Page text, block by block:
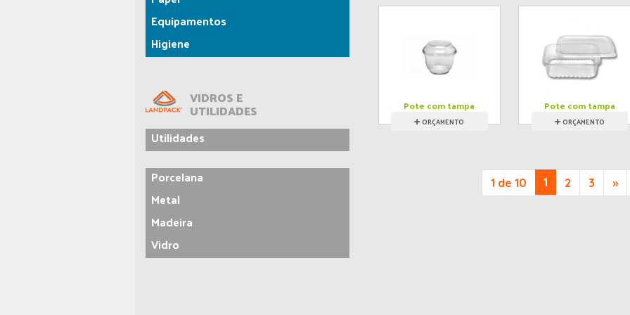
Pote com tampa
mix
ORÇAMENTO
Pote com tampa
ORÇAMENTO
1 de 10 1 2 3 »
Equipamentos
Higiene
VIDROS E
UTILIDADES
Utilidades
Porcelana
Metal
Madeira
Vidro